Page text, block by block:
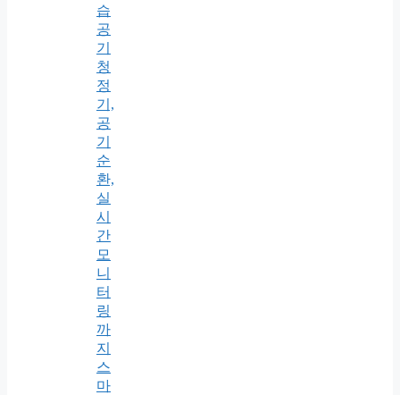
습
공
기
청
정
기,
공
기
순
환,
실
시
간
모
니
터
링
까
지
스
마